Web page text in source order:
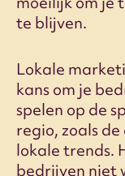
te blijven.
Lokale
kans om je
spelen op de
regio, zoals
lokale trends.
bedrijven niet